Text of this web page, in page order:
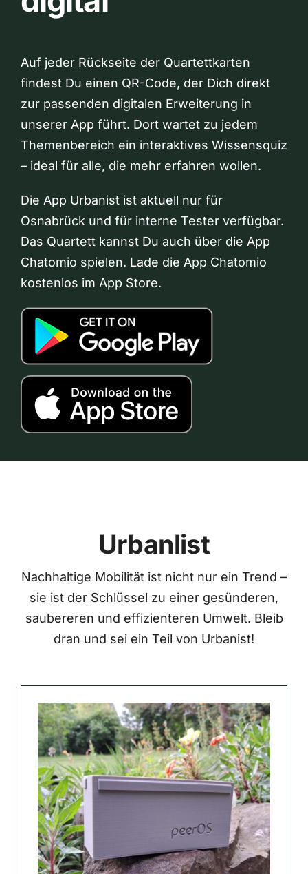
Auf jeder Rückseite der Quartettkarten
findest Du einen QR-Code, der Dich direkt
zur passenden digitalen Erweiterung in
unserer App führt. Dort wartet zu jedem
Themenbereich ein interaktives Wissensquiz
– ideal für alle, die mehr erfahren wollen.
Die App Urbanist ist aktuell nur für
Osnabrück und für interne Tester verfügbar.
Das Quartett kannst Du auch über die App
Chatomio spielen. Lade die App Chatomio
kostenlos im App Store.
Urbanlist
Nachhaltige Mobilität ist nicht nur ein Trend –
sie ist der Schlüssel zu einer gesünderen,
saubereren und effizienteren Umwelt. Bleib
dran und sei ein Teil von Urbanist!